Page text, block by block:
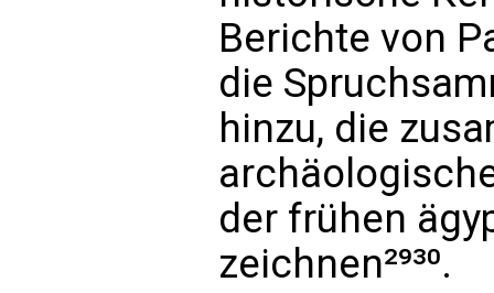
Berichte von
die
hinzu, die
der frühen
zeichnen²⁹³⁰.